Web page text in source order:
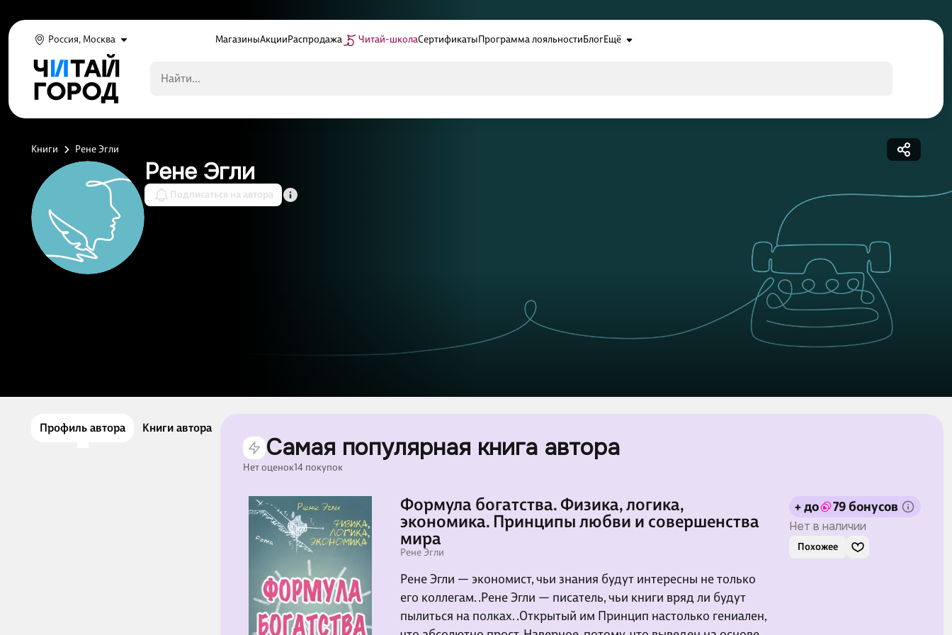
Россия, Москва МагазиныАкцииРаспродажа Читай-школаСертификатыПрограмма лояльностиБлогЕщё
Книги Рене Эгли
Рене Эгли
Подписаться на автора
Профиль автора Книги автора
Самая популярная книга автора
Нет оценок14 покупок
Формула богатства. Физика, логика,
экономика. Принципы любви и совершенства
мира
Рене Эгли
+ до 79 бонусов
Нет в наличии
Похожее
Рене Эгли — экономист, чьи знания будут интересны не только
его коллегам. .Рене Эгли — писатель, чьи книги вряд ли будут
пылиться на полках. .Открытый им Принцип настолько гениален,